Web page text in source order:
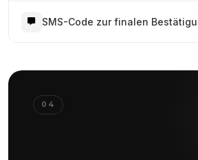
SMS-Code zur finalen
04